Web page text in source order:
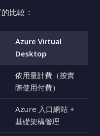
比較：
Azure Virtual
Desktop
依用量計費（按實
際使用付費）
Azure 入口網站 +
基礎架構管理